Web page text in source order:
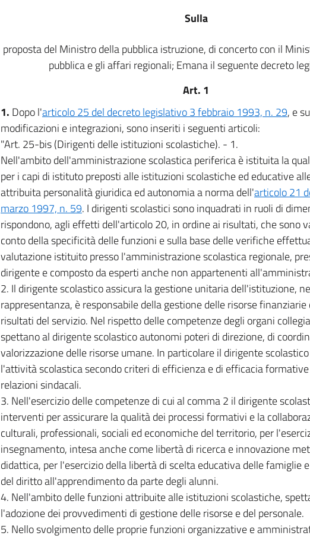
Sulla
proposta del Ministro della pubblica istruzione, di concerto con il
pubblica e gli affari regionali; Emana il seguente decreto
Art. 1
1. Dopo l'articolo 25 del decreto legislativo 3 febbraio 1993, n. 29, e
modificazioni e integrazioni, sono inseriti i seguenti articoli:
"Art. 25-bis (Dirigenti delle istituzioni scolastiche). - 1.
Nell'ambito dell'amministrazione scolastica periferica è istituita la
per i capi di istituto preposti alle istituzioni scolastiche ed educative
attribuita personalità giuridica ed autonomia a norma dell'articolo 21
marzo 1997, n. 59. I dirigenti scolastici sono inquadrati in ruoli di
rispondono, agli effetti dell'articolo 20, in ordine ai risultati, che sono
conto della specificità delle funzioni e sulla base delle verifiche
valutazione istituito presso l'amministrazione scolastica regionale,
dirigente e composto da esperti anche non appartenenti
2. Il dirigente scolastico assicura la gestione unitaria dell'istituzione,
rappresentanza, è responsabile della gestione delle risorse
risultati del servizio. Nel rispetto delle competenze degli organi
spettano al dirigente scolastico autonomi poteri di direzione, di
valorizzazione delle risorse umane. In particolare il dirigente
l'attività scolastica secondo criteri di efficienza e di efficacia
relazioni sindacali.
3. Nell'esercizio delle competenze di cui al comma 2 il dirigente
interventi per assicurare la qualità dei processi formativi e la
culturali, professionali, sociali ed economiche del territorio, per
insegnamento, intesa anche come libertà di ricerca e innovazione
didattica, per l'esercizio della libertà di scelta educativa delle famiglie
del diritto all'apprendimento da parte degli alunni.
4. Nell'ambito delle funzioni attribuite alle istituzioni scolastiche,
l'adozione dei provvedimenti di gestione delle risorse e del personale.
5. Nello svolgimento delle proprie funzioni organizzative e